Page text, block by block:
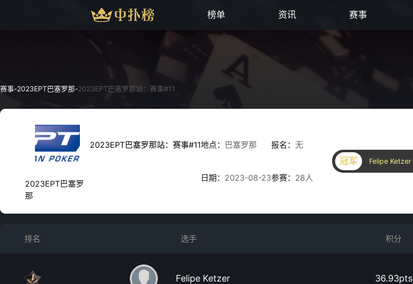
榜单 资讯 赛事
赛事-2023EPT巴塞罗那-2023EPT巴塞罗那站：赛事#11
2023EPT巴塞罗
那
2023EPT巴塞罗那站：赛事#11地点： 巴塞罗那
日期： 2023-08-23
报名： 无
参赛： 28人
冠军 Felipe Ketzer
排名 选手 积分
Felipe Ketzer 36.93pts